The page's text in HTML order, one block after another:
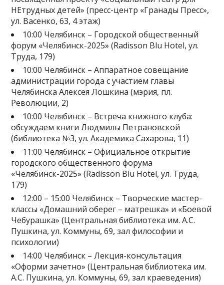
НЕтрудных детей» (пресс-центр «Гранады Пресс»,
ул. Васенко, 63, 4 этаж)
10:00 Челябинск – Городской общественный
форум «Челябинск-2025» (Radisson Blu Hotel, ул.
Труда, 179)
10:00 Челябинск – Аппаратное совещание
администрации города с участием главы
Челябинска Алексея Лошкина (мэрия, пл.
Революции, 2)
10:00 Челябинск – Встреча книжного клуба:
обсуждаем книги Людмилы Петрановской
(библиотека №3, ул. Академика Сахарова, 11)
11:00 Челябинск – Официальное открытие
городского общественного форума
«Челябинск-2025» (Radisson Blu Hotel, ул. Труда,
179)
12:00 – 15:00 Челябинск – Творческие мастер-
классы «Домашний оберег – матрешка» и «Боевой
Чебурашка» (Центральная библиотека им. А.С.
Пушкина, ул. Коммуны, 69, зал философии и
психологии)
14:00 Челябинск – Лекция-консультация
«Оформи зачетно» (Центральная библиотека им.
А.С. Пушкина, ул. Коммуны, 69, зал краеведения)